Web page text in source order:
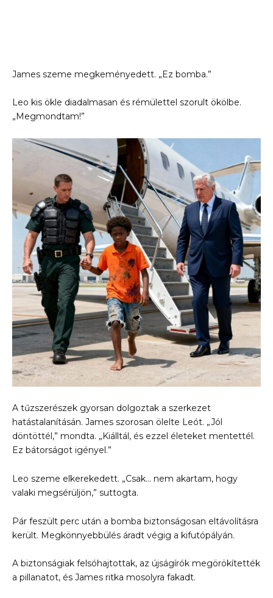
James szeme megkeményedett. „Ez bomba.”
Leo kis ökle diadalmasan és rémülettel szorult ökölbe.
„Megmondtam!”
A tűzszerészek gyorsan dolgoztak a szerkezet
hatástalanításán. James szorosan ölelte Leót. „Jól
döntöttél,” mondta. „Kiálltál, és ezzel életeket mentettél.
Ez bátorságot igényel.”
Leo szeme elkerekedett. „Csak… nem akartam, hogy
valaki megsérüljön,” suttogta.
Pár feszült perc után a bomba biztonságosan eltávolításra
került. Megkönnyebbülés áradt végig a kifutópályán.
A biztonságiak felsóhajtottak, az újságírók megörökítették
a pillanatot, és James ritka mosolyra fakadt.